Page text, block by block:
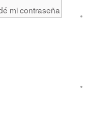
mi contraseña